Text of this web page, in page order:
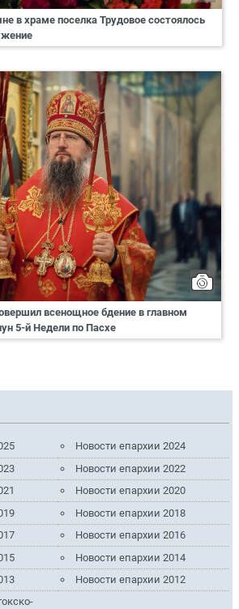
в храме поселка Трудовое состоялось
всенощное бдение в главном
5-й Недели по Пасхе
Новости епархии 2024
Новости епархии 2022
Новости епархии 2020
Новости епархии 2018
Новости епархии 2016
Новости епархии 2014
Новости епархии 2012